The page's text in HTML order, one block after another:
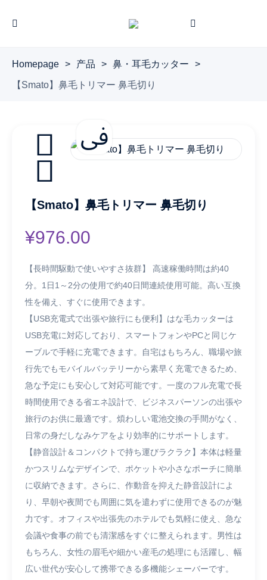
Homepage > 产品 > 鼻・耳毛カッター >
【Smato】鼻毛トリマー 鼻毛切り
【Smato】鼻毛トリマー 鼻毛切り
¥976.00
【長時間駆動で使いやすさ抜群】 高速稼働時間は約40
分。1日1～2分の使用で約40日間連続使用可能。高い互換
性を備え、すぐに使用できます。
【USB充電式で出張や旅行にも便利】はな毛カッターは
USB充電に対応しており、スマートフォンやPCと同じケ
ーブルで手軽に充電できます。自宅はもちろん、職場や旅
行先でもモバイルバッテリーから素早く充電できるため、
急な予定にも安心して対応可能です。一度のフル充電で長
時間使用できる省エネ設計で、ビジネスパーソンの出張や
旅行のお供に最適です。煩わしい電池交換の手間がなく、
日常の身だしなみケアをより効率的にサポートします。
【静音設計＆コンパクトで持ち運びラクラク】本体は軽量
かつスリムなデザインで、ポケットや小さなポーチに簡単
に収納できます。さらに、作動音を抑えた静音設計によ
り、早朝や夜間でも周囲に気を遣わずに使用できるのが魅
力です。オフィスや出張先のホテルでも気軽に使え、急な
会議や食事の前でも清潔感をすぐに整えられます。男性は
もちろん、女性の眉毛や細かい産毛の処理にも活躍し、幅
広い世代が安心して携帯できる多機能シェーバーです。